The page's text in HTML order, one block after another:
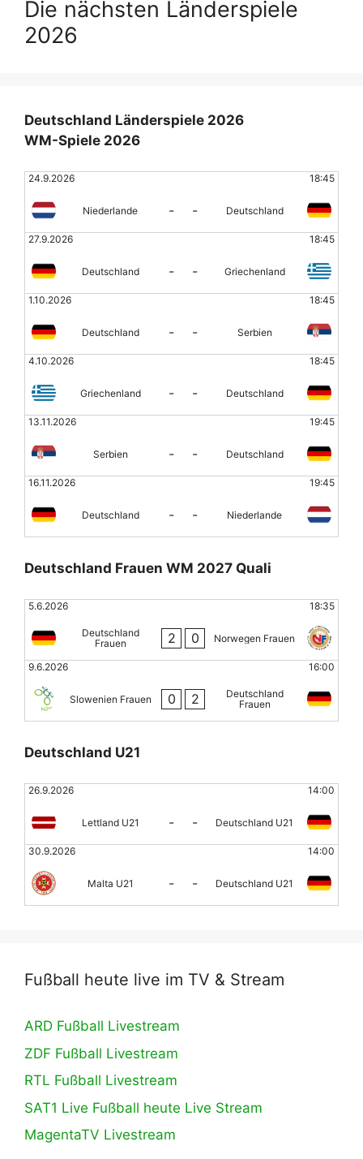
Die nächsten Länderspiele
2026
Deutschland Länderspiele 2026
WM-Spiele 2026
24.9.2026 18:45
Niederlande - - Deutschland
27.9.2026 18:45
Deutschland - - Griechenland
1.10.2026 18:45
Deutschland - - Serbien
4.10.2026 18:45
Griechenland - - Deutschland
13.11.2026 19:45
Serbien - - Deutschland
16.11.2026 19:45
Deutschland - - Niederlande
Deutschland Frauen WM 2027 Quali
5.6.2026 18:35
Deutschland
Frauen
2 0 Norwegen Frauen
9.6.2026 16:00
Slowenien Frauen 0 2
Deutschland
Frauen
Deutschland U21
26.9.2026 14:00
Lettland U21 - - Deutschland U21
30.9.2026 14:00
Malta U21 - - Deutschland U21
Fußball heute live im TV & Stream
ARD Fußball Livestream
ZDF Fußball Livestream
RTL Fußball Livestream
SAT1 Live Fußball heute Live Stream
MagentaTV Livestream